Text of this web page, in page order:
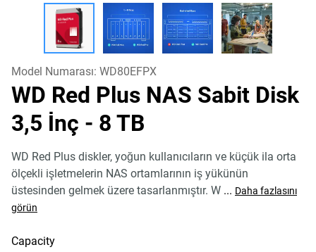
Model Numarası: WD80EFPX
WD Red Plus NAS Sabit Disk
3,5 İnç - 8 TB
WD Red Plus diskler, yoğun kullanıcıların ve küçük ila orta
ölçekli işletmelerin NAS ortamlarının iş yükünün
üstesinden gelmek üzere tasarlanmıştır. W ... Daha fazlasını
görün
Capacity